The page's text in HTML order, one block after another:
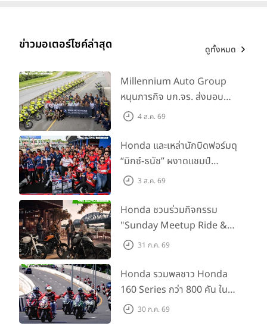
ข่าวมอเตอร์ไซค์ล่าสุด ดูทั้งหมด
Millennium Auto Group
หนุนภารกิจ บก.จร. ส่งมอบ
BMW R 1300 GS และ F 900
พร้อม ยกระดับทักษะการขับขี่
เสริมศักยภาพตำรวจจราจร
4 ส.ค. 69
Honda และเหล่านักบิดฟอร์มดุ
“มิกซ์-ธนัช” ผงาดแชมป์
SS600 2 สนามติด “ข้าวกล้อง”
สนาม 2
3 ส.ค. 69
Honda ชวนร่วมกิจกรรม
"Sunday Meetup Ride &
Soul" จิบกาแฟ พูดคุย แลก
กัน 16 ส.ค. นี้
31 ก.ค. 69
Honda รวมพลชาว Honda
160 Series กว่า 800 คัน ใน
งาน “THE ONE-SIXTI-ER ตัว
30 ก.ค. 69